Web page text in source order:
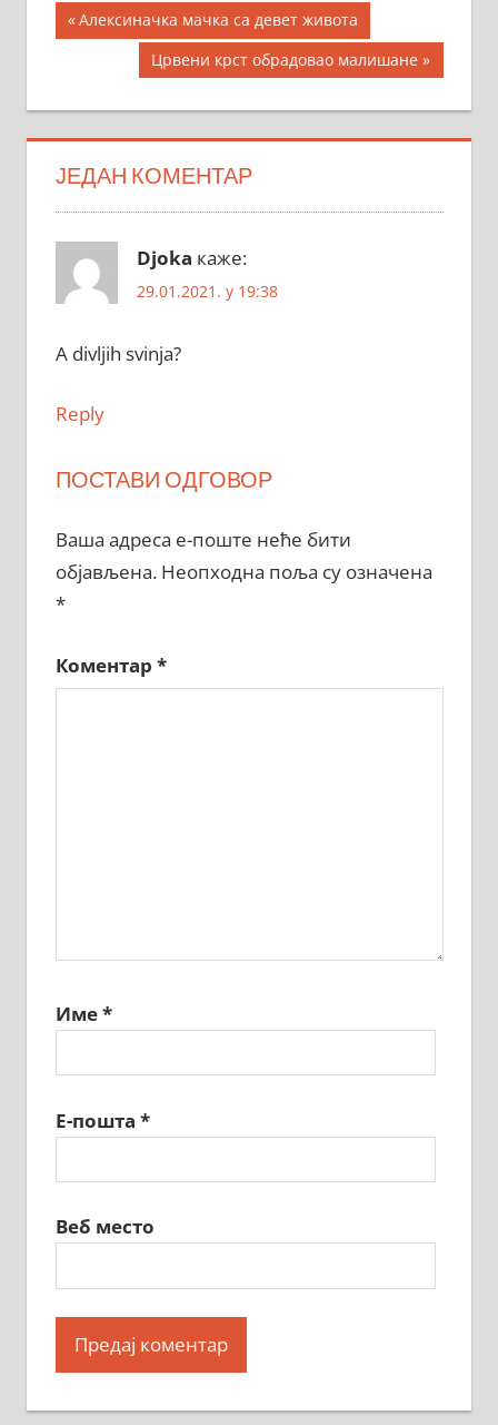
Кретање
чланка
Previous
Post:
Алексиначка мачка са девет живота
Next
Post:
Црвени крст обрадовао малишане
ЈЕДАН КОМЕНТАР
Djoka каже:
29.01.2021. у 19:38
A divljih svinja?
Reply
ПОСТАВИ ОДГОВОР
Ваша адреса е-поште неће бити
објављена. Неопходна поља су означена
*
Коментар *
Име*
Е-пошта *
Веб место